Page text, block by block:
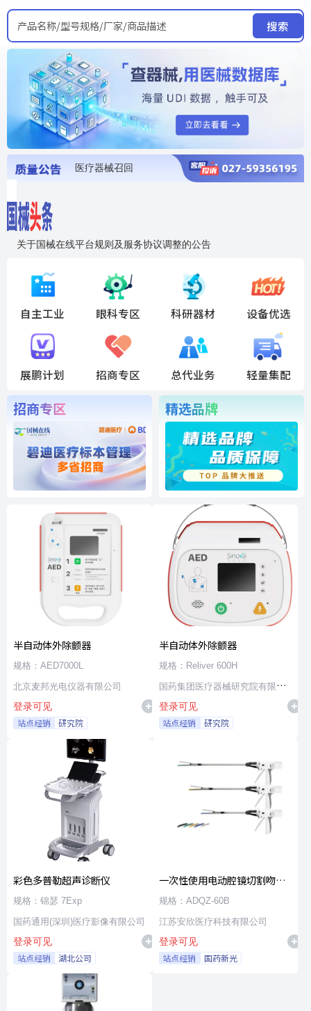
产品名称/型号规格/厂家/商品描述 搜索
医疗器械召回
关于国械在线平台规则及服务协议调整的公告
国药创研AED开启全国招商
自主工业 眼科专区 科研器材 设备优选
展鹏计划 招商专区 总代业务 轻量集配
招商专区 精选品牌
半自动体外除颤器
规格：AED7000L
北京麦邦光电仪器有限公司
登录可见
站点经销 研究院
半自动体外除颤器
规格：Reliver 600H
国药集团医疗器械研究院有限公
司
登录可见
站点经销 研究院
彩色多普勒超声诊断仪
规格：锦瑟 7Exp
国药通用(深圳)医疗影像有限公司
登录可见
站点经销 湖北公司
一次性使用电动腔镜切割吻合
器及组件
规格：ADQZ-60B
江苏安欣医疗科技有限公司
登录可见
站点经销 国药新光